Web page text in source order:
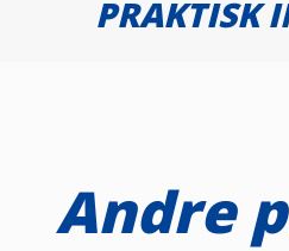
PRAKTISK
Andre